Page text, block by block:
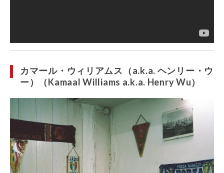
カマール・ウィリアムス（a.k.a. ヘンリー・ウ
ー）（Kamaal Williams a.k.a. Henry Wu）